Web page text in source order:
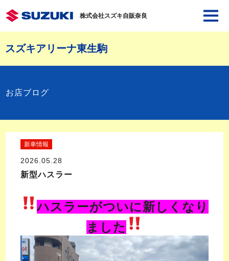
株式会社スズキ自販奈良
スズキアリーナ東生駒
お店ブログ
新車情報
2026.05.28
新型ハスラー
ハスラーがついに新しくなり
ました